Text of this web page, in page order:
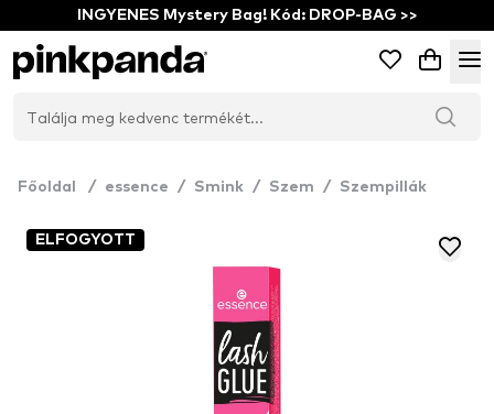
INGYENES Mystery Bag! Kód: DROP-BAG >>
Főoldal / essence / Smink / Szem / Szempillák
ELFOGYOTT